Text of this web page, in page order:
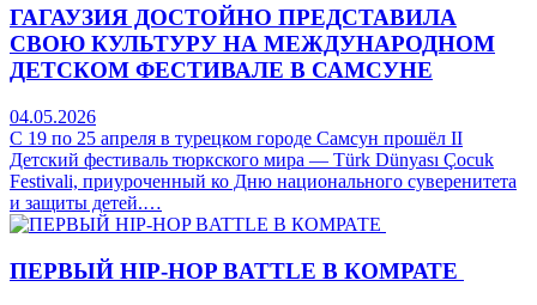
ГАГАУЗИЯ ДОСТОЙНО ПРЕДСТАВИЛА
СВОЮ КУЛЬТУРУ НА МЕЖДУНАРОДНОМ
ДЕТСКОМ ФЕСТИВАЛЕ В САМСУНЕ
04.05.2026
С 19 по 25 апреля в турецком городе Самсун прошёл II
Детский фестиваль тюркского мира — Türk Dünyası Çocuk
Festivali, приуроченный ко Дню национального суверенитета
и защиты детей.…
ПЕРВЫЙ HIP-HOP BATTLE В КОМРАТЕ